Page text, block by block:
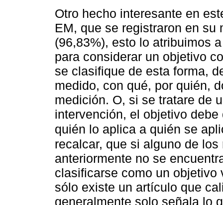
Otro hecho interesante en
EM, que se registraron en
(96,83%), esto lo atribuimos
para considerar un objetivo
se clasifique de esta forma,
medido, con qué, por quién,
medición. O, si se tratare de
intervención, el objetivo
quién lo aplica a quién se
recalcar, que si alguno de
anteriormente no se
clasificarse como un objetivo
sólo existe un artículo que
generalmente solo señala lo